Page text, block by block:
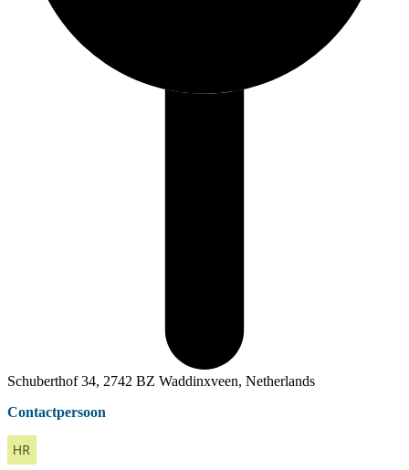
Schuberthof 34, 2742 BZ Waddinxveen, Netherlands
Contactpersoon